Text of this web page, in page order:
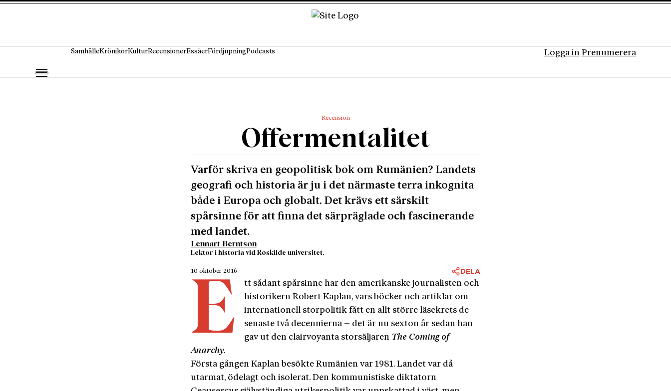
SamhälleKrönikorKulturRecensionerEssäerFördjupningPodcasts Logga in Prenumerera
Recension
Offermentalitet
Varför skriva en geopolitisk bok om Rumänien? Landets
geografi och historia är ju i det närmaste terra inkognita
både i Europa och globalt. Det krävs ett särskilt
spårsinne för att finna det särpräglade och fascinerande
med landet.
Lennart Berntson
Lektor i historia vid Roskilde universitet.
10 oktober 2016 DELA
E
tt sådant spårsinne har den amerikanske journalisten och
historikern Robert Kaplan, vars böcker och artiklar om
internationell storpolitik fått en allt större läsekrets de
senaste två decennierna – det är nu sexton år sedan han
gav ut den clairvoyanta storsäljaren The Coming of
Anarchy.
Första gången Kaplan besökte Rumänien var 1981. Landet var då
utarmat, ödelagt och isolerat. Den kommunistiske diktatorn